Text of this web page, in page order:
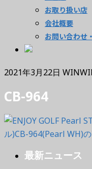
お取り扱い店
会社概要
お問い合わせ
2021年3月22日
CB-964
最新ニュース